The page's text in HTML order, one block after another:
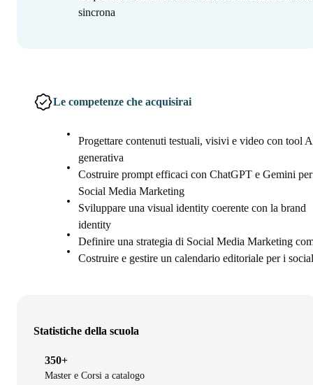
sincrona
Le competenze che acquisirai
Progettare contenuti testuali, visivi e video con tool
generativa
Costruire prompt efficaci con ChatGPT e Gemini
Social Media Marketing
Sviluppare una visual identity coerente con la brand
identity
Definire una strategia di Social Media Marketing
Costruire e gestire un calendario editoriale per i social
Statistiche della scuola
350+
Master e Corsi a catalogo